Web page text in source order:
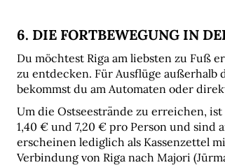
6. DIE FORTBEWEGUNG IN
Du möchtest Riga am liebsten zu Fuß
zu entdecken. Für Ausflüge
bekommst du am Automaten oder
Um die Ostseestrände zu erreichen,
1,40 € und 7,20 € pro Person und sind
erscheinen lediglich als Kassenzettel
Verbindung von Riga nach Majori